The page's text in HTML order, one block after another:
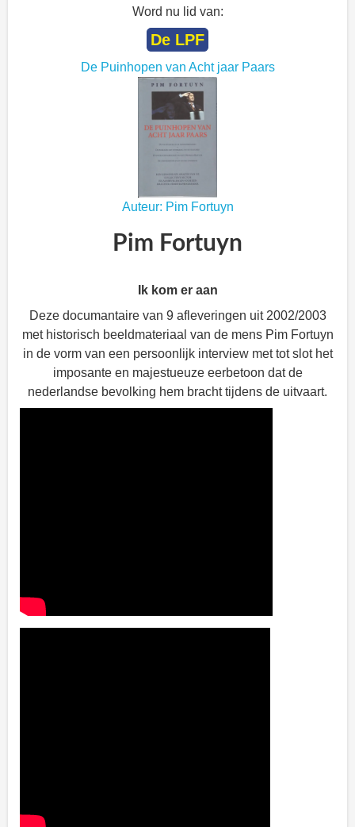
Word nu lid van:
De LPF
De Puinhopen van Acht jaar Paars
Auteur: Pim Fortuyn
Pim Fortuyn
Ik kom er aan
Deze documantaire van 9 afleveringen uit 2002/2003
met historisch beeldmateriaal van de mens Pim Fortuyn
in de vorm van een persoonlijk interview met tot slot het
imposante en majestueuze eerbetoon dat de
nederlandse bevolking hem bracht tijdens de uitvaart.